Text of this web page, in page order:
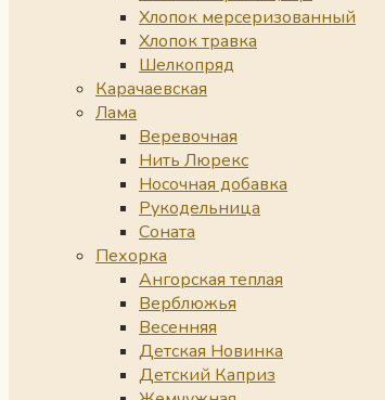
Хлопок мерсеризованный
Хлопок травка
Шелкопряд
Карачаевская
Лама
Веревочная
Нить Люрекс
Носочная добавка
Рукодельница
Соната
Пехорка
Ангорская теплая
Верблюжья
Весенняя
Детская Новинка
Детский Каприз